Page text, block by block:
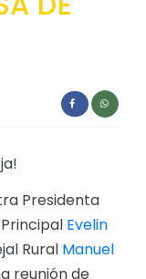
Territorial -
Presidenta
Evelin
Rural Manuel
reunión de